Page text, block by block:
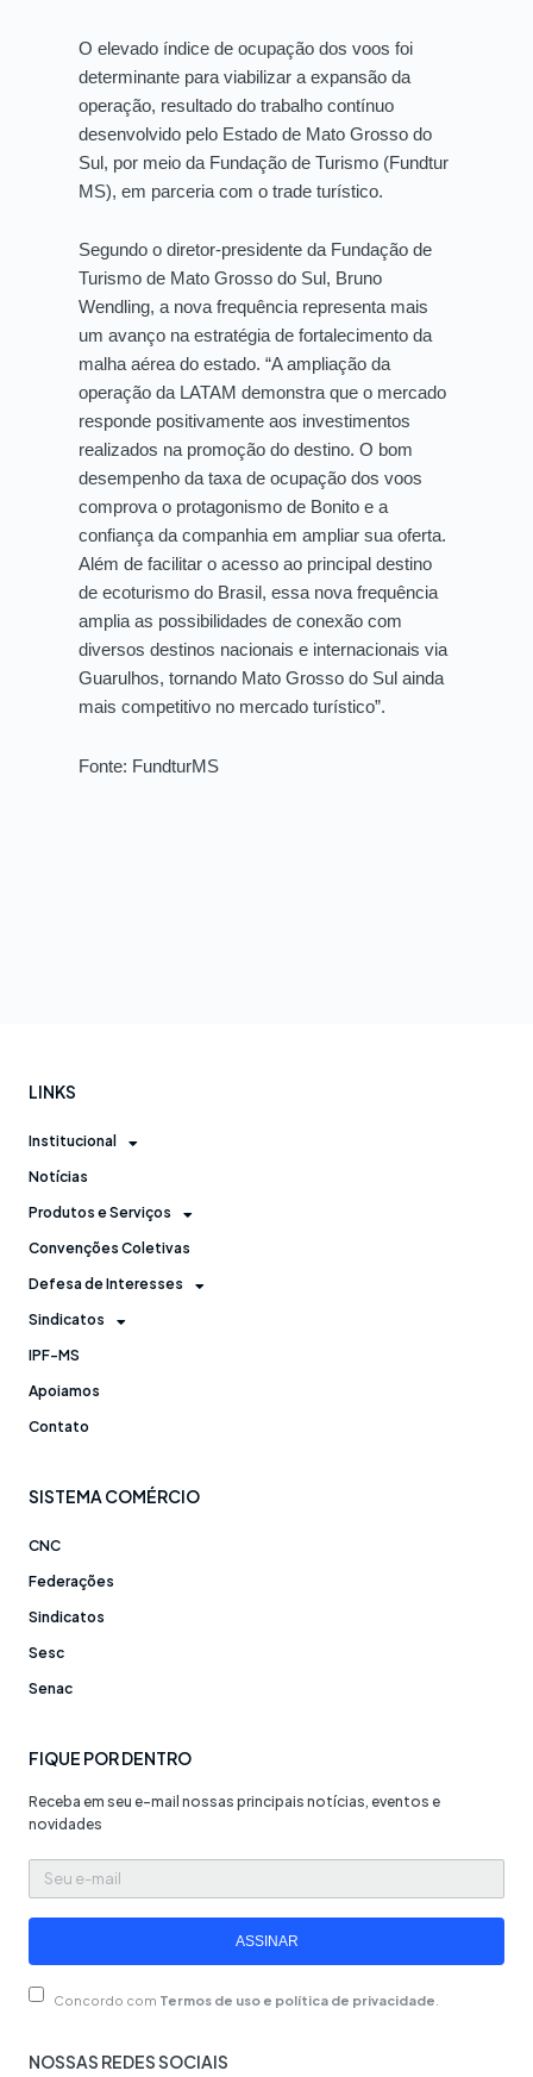
O elevado índice de ocupação dos voos foi
determinante para viabilizar a expansão da
operação, resultado do trabalho contínuo
desenvolvido pelo Estado de Mato Grosso do
Sul, por meio da Fundação de Turismo (Fundtur
MS), em parceria com o trade turístico.
Segundo o diretor-presidente da Fundação de
Turismo de Mato Grosso do Sul, Bruno
Wendling, a nova frequência representa mais
um avanço na estratégia de fortalecimento da
malha aérea do estado. “A ampliação da
operação da LATAM demonstra que o mercado
responde positivamente aos investimentos
realizados na promoção do destino. O bom
desempenho da taxa de ocupação dos voos
comprova o protagonismo de Bonito e a
confiança da companhia em ampliar sua oferta.
Além de facilitar o acesso ao principal destino
de ecoturismo do Brasil, essa nova frequência
amplia as possibilidades de conexão com
diversos destinos nacionais e internacionais via
Guarulhos, tornando Mato Grosso do Sul ainda
mais competitivo no mercado turístico”.
Fonte: FundturMS
LINKS
Institucional
Notícias
Produtos e Serviços
Convenções Coletivas
Defesa de Interesses
Sindicatos
IPF-MS
Apoiamos
Contato
SISTEMA COMÉRCIO
CNC
Federações
Sindicatos
Sesc
Senac
FIQUE POR DENTRO
Receba em seu e-mail nossas principais notícias, eventos e
novidades
Seu
e-
ASSINAR
Concordo com Termos de uso e política de privacidade
NOSSAS REDES SOCIAIS